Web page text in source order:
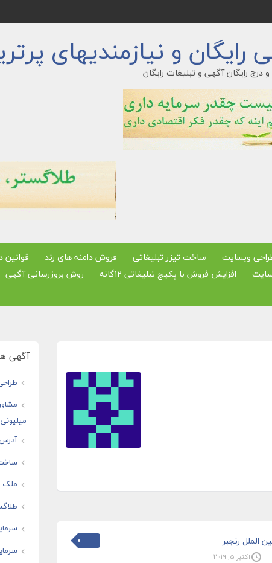
و نیازمندیهای
درج رایگان آگهی و تبلیغات رایگان
وبسایت ساخت تیزر تبلیغاتی فروش دامنه های رند
افزایش فروش با پکیج تبلیغاتی 12گانه روش بروزرسانی آگهی
الملل رنجبر
اکتبر 5, 2019
آگهی
میلیونی
ملک